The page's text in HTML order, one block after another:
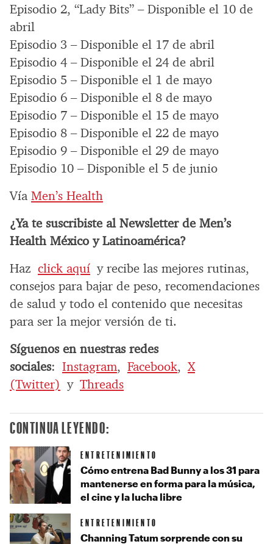
Episodio 2, “Lady Bits” – Disponible el 10 de
abril
Episodio 3 – Disponible el 17 de abril
Episodio 4 – Disponible el 24 de abril
Episodio 5 – Disponible el 1 de mayo
Episodio 6 – Disponible el 8 de mayo
Episodio 7 – Disponible el 15 de mayo
Episodio 8 – Disponible el 22 de mayo
Episodio 9 – Disponible el 29 de mayo
Episodio 10 – Disponible el 5 de junio
Vía Men’s Health
¿Ya te suscribiste al Newsletter de Men’s
Health México y Latinoamérica?
Haz click aquí y recibe las mejores rutinas,
consejos para bajar de peso, recomendaciones
de salud y todo el contenido que necesitas
para ser la mejor versión de ti.
Síguenos en nuestras redes
sociales: Instagram, Facebook,X
(Twitter) y Threads
CONTINUA LEYENDO:
ENTRETENIMIENTO
Cómo entrena Bad Bunny a los 31 para
mantenerse en forma para la música,
el cine y la lucha libre
ENTRETENIMIENTO
Channing Tatum sorprende con su